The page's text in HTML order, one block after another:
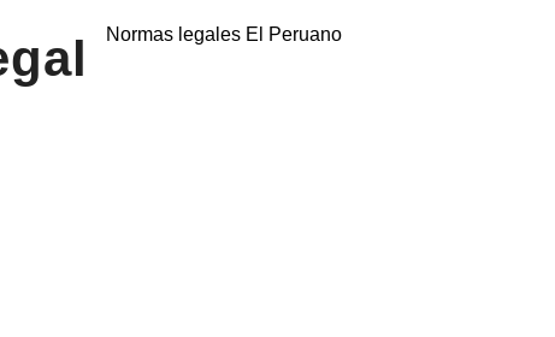
Normas legales El Peruano